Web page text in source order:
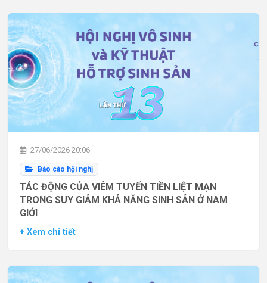
27/06/2026 20:06
Báo cáo hội nghị
TÁC ĐỘNG CỦA VIÊM TUYẾN TIỀN LIỆT MẠN
TRONG SUY GIẢM KHẢ NĂNG SINH SẢN Ở NAM
GIỚI
+ Xem chi tiết